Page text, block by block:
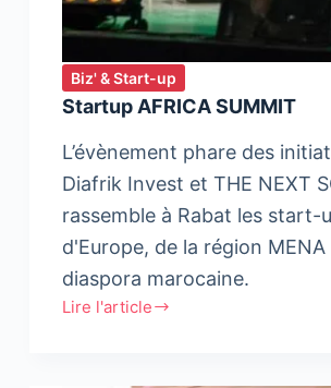
Biz' & Start-up
Startup AFRICA SUMMIT
L’évènement phare des
Diafrik Invest et THE NEXT
rassemble à Rabat les start-
d'Europe, de la région MENA
diaspora marocaine.
Lire l'article
Startup